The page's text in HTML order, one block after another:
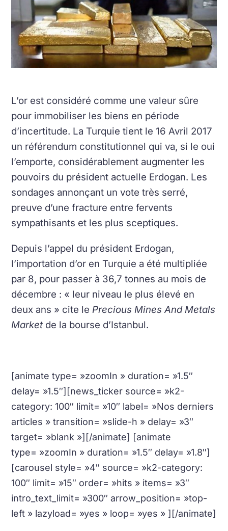
L’or est considéré comme une valeur sûre
pour immobiliser les biens en période
d’incertitude. La Turquie tient le 16 Avril 2017
un référendum constitutionnel qui va, si le oui
l’emporte, considérablement augmenter les
pouvoirs du président actuelle Erdogan. Les
sondages annonçant un vote très serré,
preuve d’une fracture entre fervents
sympathisants et les plus sceptiques.
Depuis l’appel du président Erdogan,
l’importation d’or en Turquie a été multipliée
par 8, pour passer à 36,7 tonnes au mois de
décembre : « leur niveau le plus élevé en
deux ans » cite lePrecious Mines And Metals
Marketde la bourse d’Istanbul.
[animate type= »zoomIn » duration= »1.5″
delay= »1.5″][news_ticker source= »k2-
category: 100″ limit= »10″ label= »Nos derniers
articles » transition= »slide-h » delay= »3″
target= »blank »][/animate] [animate
type= »zoomIn » duration= »1.5″ delay= »1.8″]
[carousel style= »4″ source= »k2-category:
100″ limit= »15″ order= »hits » items= »3″
intro_text_limit= »300″ arrow_position= »top-
left » lazyload= »yes » loop= »yes » ][/animate]